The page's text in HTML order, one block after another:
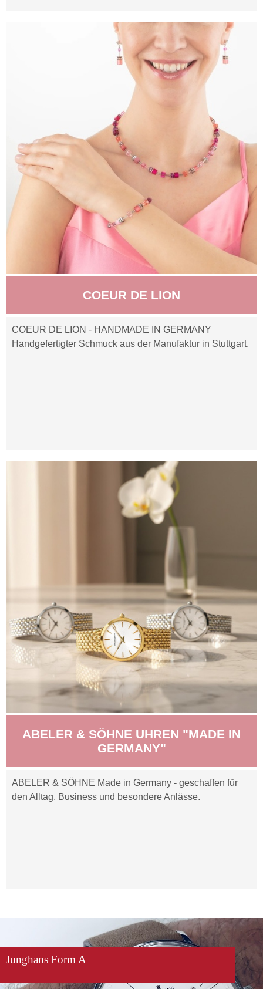
COEUR DE LION
COEUR DE LION - HANDMADE IN GERMANY
Handgefertigter Schmuck aus der Manufaktur in Stuttgart.
ABELER & SÖHNE UHREN "MADE IN
GERMANY"
ABELER & SÖHNE Made in Germany - geschaffen für
den Alltag, Business und besondere Anlässe.
Junghans Form A